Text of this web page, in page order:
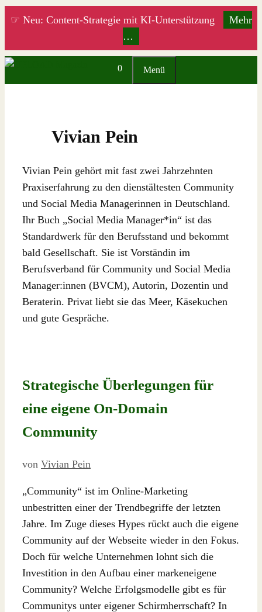
Zum
☞ Neu: Content-Strategie mit KI-Unterstützung
Mehr
…
0 Menü
Vivian Pein
Vivian Pein gehört mit fast zwei Jahrzehnten
Praxiserfahrung zu den dienstältesten Community
und Social Media Managerinnen in Deutschland.
Ihr Buch „Social Media Manager*in“ ist das
Standardwerk für den Berufsstand und bekommt
bald Gesellschaft. Sie ist Vorständin im
Berufsverband für Community und Social Media
Manager:innen (BVCM), Autorin, Dozentin und
Beraterin. Privat liebt sie das Meer, Käsekuchen
und gute Gespräche.
Strategische Überlegungen für
eine eigene On-Domain
Community
von Vivian Pein
„Community“ ist im Online-Marketing
unbestritten einer der Trendbegriffe der letzten
Jahre. Im Zuge dieses Hypes rückt auch die eigene
Community auf der Webseite wieder in den Fokus.
Doch für welche Unternehmen lohnt sich die
Investition in den Aufbau einer markeneigene
Community? Welche Erfolgsmodelle gibt es für
Communitys unter eigener Schirmherrschaft? In